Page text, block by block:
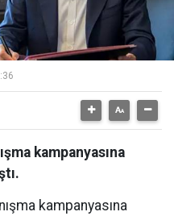
kampanyasına
kampanyasına